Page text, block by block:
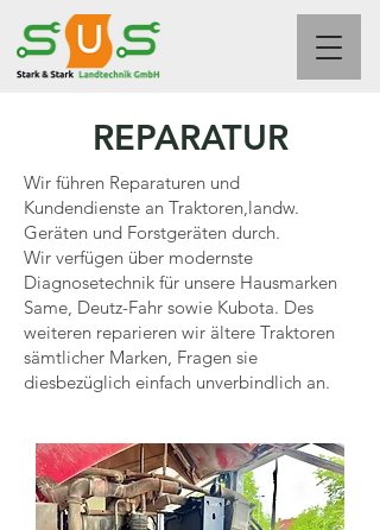
REPARATUR
Wir führen Reparaturen und
Kundendienste an Traktoren,landw.
Geräten und Forstgeräten durch.
Wir verfügen über modernste
Diagnosetechnik für unsere Hausmarken
Same, Deutz-Fahr sowie Kubota. Des
weiteren reparieren wir ältere Traktoren
sämtlicher Marken, Fragen sie
diesbezüglich einfach unverbindlich an.